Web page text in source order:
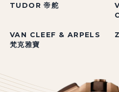
TUDOR 帝舵
VAN CLEEF & ARPELS
梵克雅寶